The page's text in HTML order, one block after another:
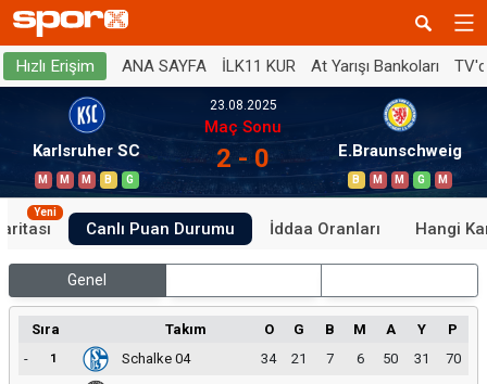
Hızlı Erişim ANA SAYFA İLK11 KUR At Yarışı Bankoları
Karlsruher SC
M M M B G
23.08.2025
Maç Sonu
2 - 0 E.Braunschweig
B M M G M
Yeni
Canlı Puan Durumu İddaa Oranları Hangi
Genel
Sıra Takım O G B M A Y
P
-
1 Schalke 04 34 21 7 6 50 31
70